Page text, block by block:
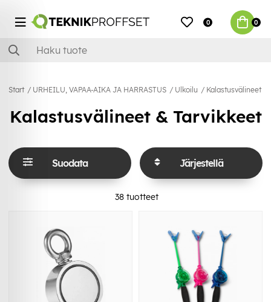
0 0
Start URHEILU, VAPAA-AIKA JA HARRASTUS Ulkoilu Kalastusvälineet &
Kalastusvälineet & Tarvikkeet
Suodata Järjestellä
38 tuotteet